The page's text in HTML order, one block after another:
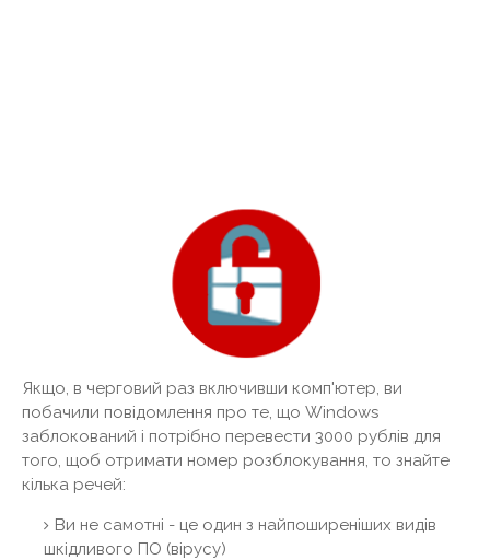
Якщо, в черговий раз включивши комп'ютер, ви
побачили повідомлення про те, що Windows
заблокований і потрібно перевести 3000 рублів для
того, щоб отримати номер розблокування, то знайте
кілька речей:
Ви не самотні - це один з найпоширеніших видів
шкідливого ПО (вірусу)